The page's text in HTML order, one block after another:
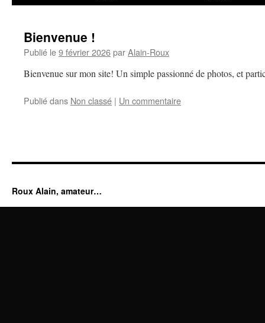
Bienvenue !
Publié le9 février 2026parAlain-Roux
Bienvenue sur mon site! Un simple passionné de photos, et
Publié dans Non classé | Un commentaire
Roux Alain, amateur…